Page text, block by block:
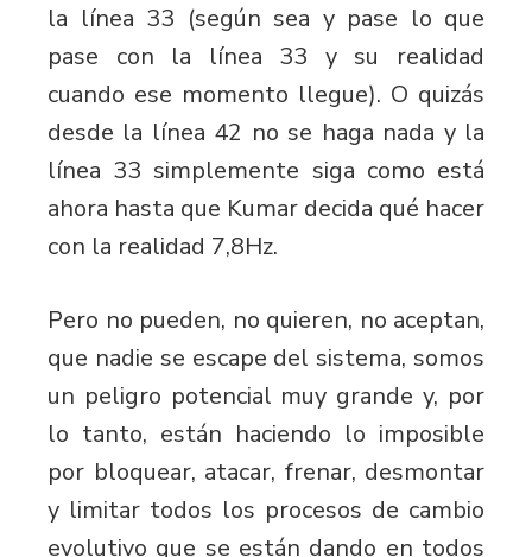
la línea 33 (según sea y pase lo que
pase con la línea 33 y su realidad
cuando ese momento llegue). O quizás
desde la línea 42 no se haga nada y la
línea 33 simplemente siga como está
ahora hasta que Kumar decida qué hacer
con la realidad 7,8Hz.
Pero no pueden, no quieren, no aceptan,
que nadie se escape del sistema, somos
un peligro potencial muy grande y, por
lo tanto, están haciendo lo imposible
por bloquear, atacar, frenar, desmontar
y limitar todos los procesos de cambio
evolutivo que se están dando en todos